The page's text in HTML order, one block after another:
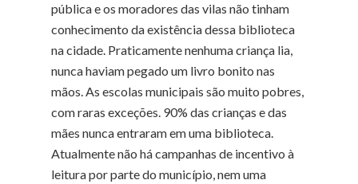
pública e os moradores das vilas não tinham
conhecimento da existência dessa biblioteca
na cidade. Praticamente nenhuma criança lia,
nunca haviam pegado um livro bonito nas
mãos. As escolas municipais são muito pobres,
com raras exceções. 90% das crianças e das
mães nunca entraram em uma biblioteca.
Atualmente não há campanhas de incentivo à
leitura por parte do município, nem uma